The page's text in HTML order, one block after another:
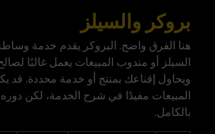
بروكر والسيلز
هنا الفرق واضح. البروكر يقدم خدمة وساطة
السيلز أو مندوب المبيعات يعمل غالبًا
ويحاول إقناعك بمنتج أو خدمة محددة. قد
المبيعات مفيدًا في شرح الخدمة، لكن
بالكامل.